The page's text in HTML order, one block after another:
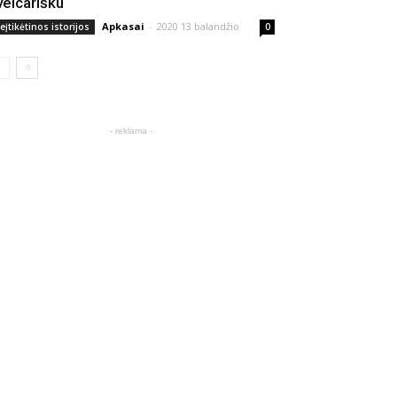
istorijos Apkasai - 2020 13 balandžio 0
- reklama -